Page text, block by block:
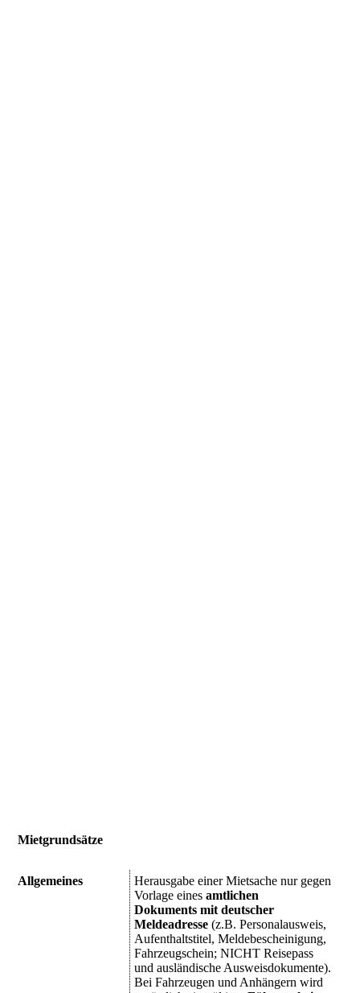
Mietgrundsätze
Allgemeines
Herausgabe einer Mietsache nur gegen
Vorlage einesamtlichen
Dokuments mit deutscher
Meldeadresse (z.B. Personalausweis,
Aufenthaltstitel, Meldebescheinigung,
Fahrzeugschein; NICHT Reisepass
und ausländische Ausweisdokumente).
Bei Fahrzeugen und Anhängern wird